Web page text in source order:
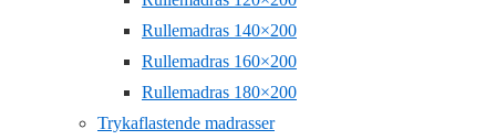
Rullemadras 140×200
Rullemadras 160×200
Rullemadras 180×200
Trykaflastende madrasser